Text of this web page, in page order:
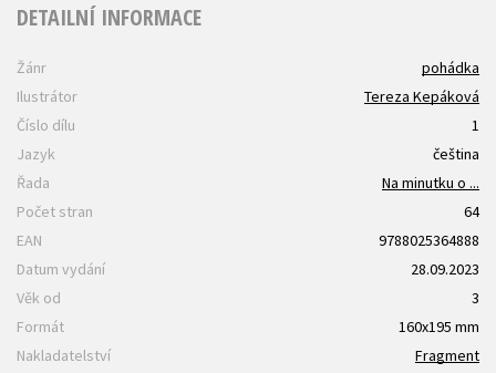
DETAILNÍ INFORMACE
Žánr
pohádka
Ilustrátor
Tereza Kepáková
Číslo dílu
1
Jazyk
čeština
Řada
Na minutku o ...
Počet stran
64
EAN
9788025364888
Datum vydání
28.09.2023
Věk od
3
Formát
160x195 mm
Nakladatelství
Fragment